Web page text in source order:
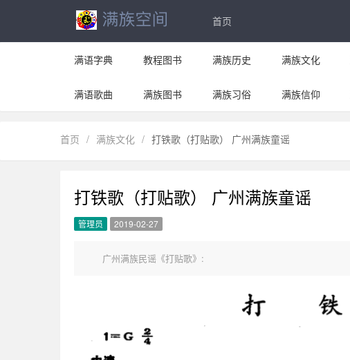
首页
满语字典 教程图书 满族历史 满族文化
满语歌曲 满族图书 满族习俗 满族信仰
首页 / 满族文化 / 打铁歌（打贴歌） 广州满族童谣
打铁歌（打贴歌） 广州满族童谣
管理员 2019-02-27
广州满族民谣《打贴歌》: